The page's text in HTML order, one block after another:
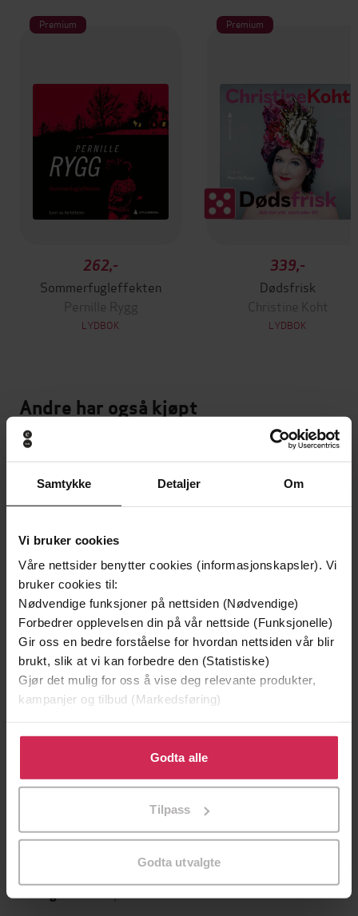
Samtykke Detaljer Om
Vi bruker cookies
Våre nettsider benytter cookies (informasjonskapsler). Vi
bruker cookies til:
Nødvendige funksjoner på nettsiden (Nødvendige)
Forbedrer opplevelsen din på vår nettside (Funksjonelle)
Gir oss en bedre forståelse for hvordan nettsiden vår blir
brukt, slik at vi kan forbedre den (Statistiske)
Gjør det mulig for oss å vise deg relevante produkter,
kampanjer og tilbud (Markedsføring)
Klikk på «Godta alle» for å gi oss ditt samtykke til å
bruke cookies for alle disse formålene. Du kan også
tilpasse ditt samtykke til spesifikke formål ved å klikke
Godta alle
Tilpass
Godta utvalgte
Premium
262,-
Sommerfugleffekten
Pernille Rygg
LYDBOK
Premium
339,-
Dødsfrisk
Christine Koht
LYDBOK
Andre har også kjøpt
299,-
Jo Nesbø
Første gang på tilbud
Jussi Adler-Olsen
Forfattere Pernille Rygg(forfatter),Charlotte
Grundt(innleser)
Forlag